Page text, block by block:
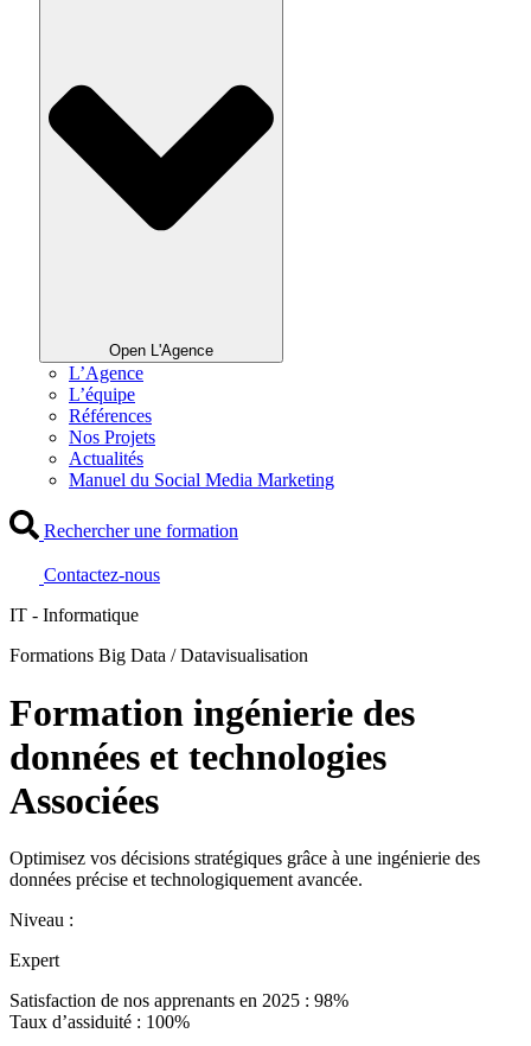
Open L'Agence
L’Agence
L’équipe
Références
Nos Projets
Actualités
Manuel du Social Media Marketing
Rechercher une formation
Contactez-nous
IT - Informatique
Formations Big Data / Datavisualisation
Formation ingénierie des
données et technologies
Associées
Optimisez vos décisions stratégiques grâce à une ingénierie des
données précise et technologiquement avancée.
Niveau :
Expert
Satisfaction de nos apprenants en 2025 : 98%
Taux d’assiduité : 100%